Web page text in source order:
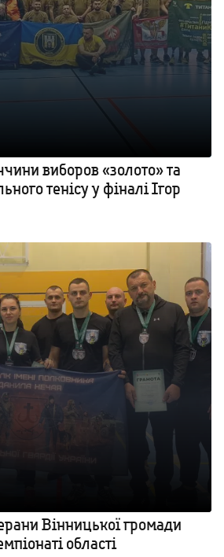
виборов «золото» та
тенісу у фіналі Ігор
Вінницької громади
області